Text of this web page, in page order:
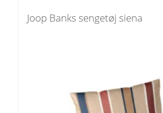
Joop Banks sengetøj siena